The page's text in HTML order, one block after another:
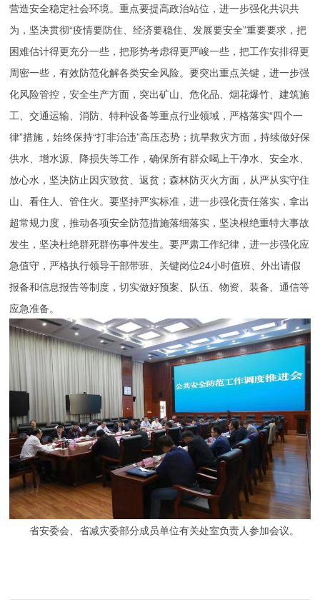
营造安全稳定社会环境。重点要提高政治站位，进一步强化共识共
为，坚决贯彻“疫情要防住、经济要稳住、发展要安全”重要要求，把
困难估计得更充分一些，把形势考虑得更严峻一些，把工作安排得更
周密一些，有效防范化解各类安全风险。要突出重点关键，进一步强
化风险管控，安全生产方面，突出矿山、危化品、烟花爆竹、建筑施
工、交通运输、消防、特种设备等重点行业领域，严格落实“四个一
律”措施，始终保持“打非治违”高压态势；抗旱救灾方面，持续做好保
供水、增水源、降损失等工作，确保所有群众喝上干净水、安全水、
放心水，坚决防止因灾致贫、返贫；森林防灭火方面，从严从实守住
山、看住人、管住火。要坚持严实标准，进一步强化责任落实，拿出
超常规力度，推动各项安全防范措施落细落实，坚决根绝重特大事故
发生，坚决杜绝群死群伤事件发生。要严肃工作纪律，进一步强化应
急值守，严格执行领导干部带班、关键岗位24小时值班、外出请假
报备和信息报告等制度，切实做好预案、队伍、物资、装备、通信等
应急准备。
省安委会、省减灾委部分成员单位有关处室负责人参加会议。